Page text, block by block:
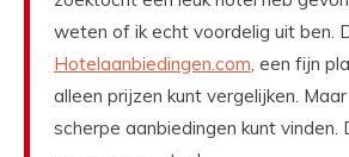
weten of ik echt voordelig uit ben.
Hotelaanbiedingen.com, een fijn
alleen prijzen kunt vergelijken.
scherpe aanbiedingen kunt